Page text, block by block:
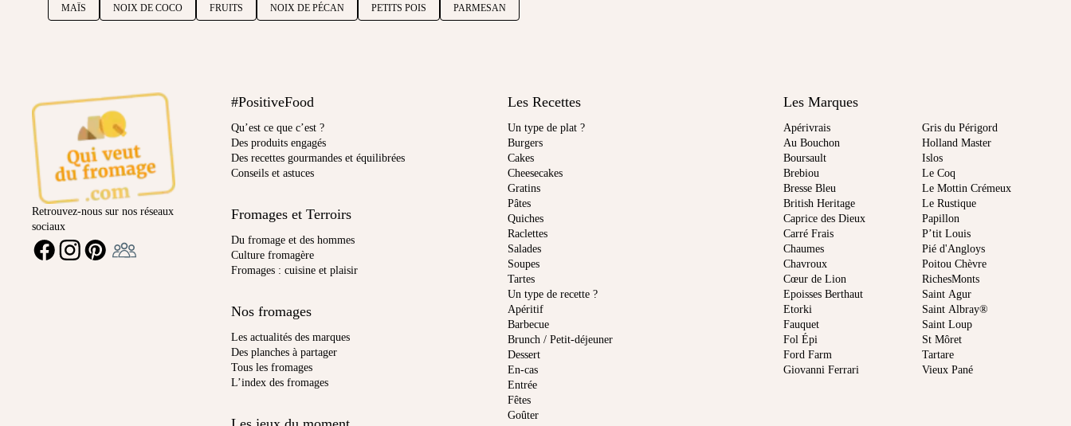
MAÏS NOIX DE COCO FRUITS NOIX DE PÉCAN PETITS POIS PARMESAN
Retrouvez-nous sur nos réseaux
sociaux
FACEBOOKINSTAGRAMPINTEREST
#PositiveFood
Qu’est ce que c’est ?
Des produits engagés
Des recettes gourmandes et équilibrées
Conseils et astuces
Fromages et Terroirs
Du fromage et des hommes
Culture fromagère
Fromages : cuisine et plaisir
Nos fromages
Les actualités des marques
Des planches à partager
Tous les fromages
L’index des fromages
Les Recettes
Un type de plat ?
Burgers
Cakes
Cheesecakes
Gratins
Pâtes
Quiches
Raclettes
Salades
Soupes
Tartes
Un type de recette ?
Apéritif
Barbecue
Brunch / Petit-déjeuner
Dessert
En-cas
Entrée
Fêtes
Goûter
Les Marques
Apérivrais
Au Bouchon
Boursault
Brebiou
Bresse Bleu
British Heritage
Caprice des Dieux
Carré Frais
Chaumes
Chavroux
Cœur de Lion
Epoisses Berthaut
Etorki
Fauquet
Fol Épi
Ford Farm
Giovanni Ferrari
Gris du Périgord
Holland Master
Islos
Le Coq
Le Mottin Crémeux
Le Rustique
Papillon
P’tit Louis
Pié d'Angloys
Poitou Chèvre
RichesMonts
Saint Agur
Saint Albray®
Saint Loup
St Môret
Tartare
Vieux Pané